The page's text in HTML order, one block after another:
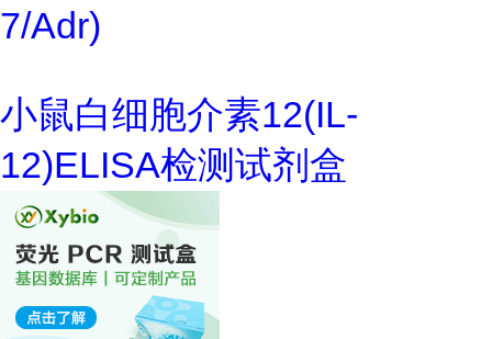
7/Adr)
小鼠白细胞介素12(IL-
12)ELISA检测试剂盒